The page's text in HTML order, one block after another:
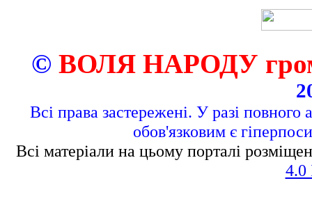
© ВОЛЯ НАРОДУ
Всі права застережені. У разі повного
обов'язковим є
Всі матеріали на цьому порталі
4.0